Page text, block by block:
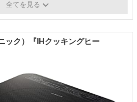
全てを見る
ック）『IHクッキングヒー